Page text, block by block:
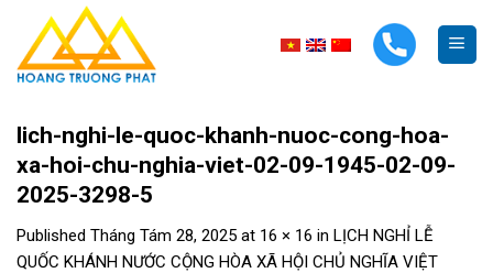
content
lich-nghi-le-quoc-khanh-nuoc-cong-hoa-
xa-hoi-chu-nghia-viet-02-09-1945-02-09-
2025-3298-5
Published Tháng Tám 28, 2025 at 16 × 16 in LỊCH NGHỈ LỄ
QUỐC KHÁNH NƯỚC CỘNG HÒA XÃ HỘI CHỦ NGHĨA VIỆT